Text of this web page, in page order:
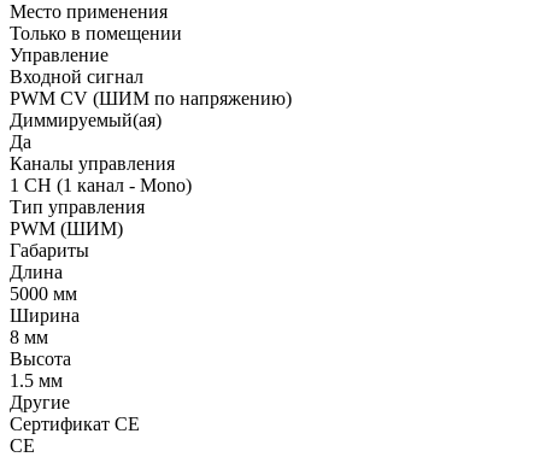
Место применения
Только в помещении
Управление
Входной сигнал
PWM СV (ШИМ по напряжению)
Диммируемый(ая)
Да
Каналы управления
1 CH (1 канал - Mono)
Тип управления
PWM (ШИМ)
Габариты
Длина
5000 мм
Ширина
8 мм
Высота
1.5 мм
Другие
Сертификат CE
CE